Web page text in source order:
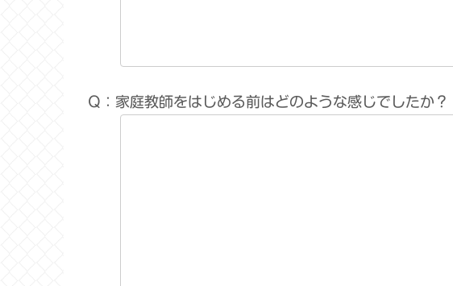
Q：家庭教師をはじめる前はどのような感じでしたか？